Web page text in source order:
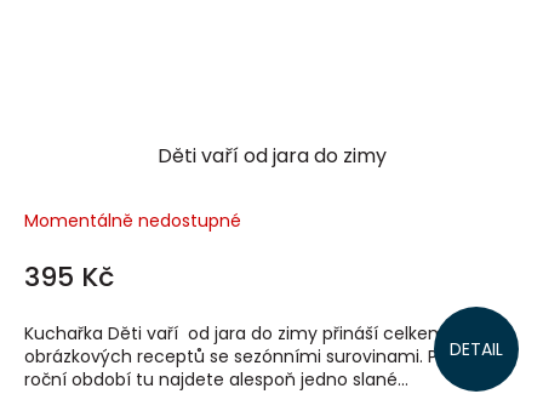
Děti vaří od jara do zimy
Momentálně nedostupné
395 Kč
DETAIL
Kuchařka Děti vaří od jara do zimy přináší celkem 13
obrázkových receptů se sezónními surovinami. Pro každé
roční období tu najdete alespoň jedno slané...